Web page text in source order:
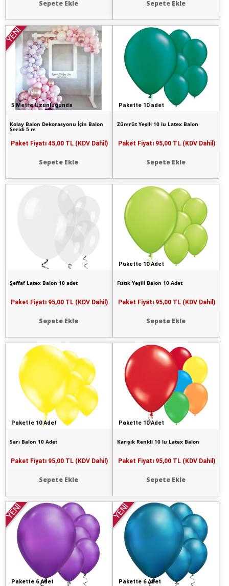
Sepete Ekle Sepete Ekle
5 Metre Uzunluğunda
YENİ
Kolay Balon Dekorasyonu İçin Balon
Şeridi 5 m
Paket Fiyatı 45,00 TL (KDV Dahil)
Sepete Ekle
Pakette 10 adet
Zümrüt Yeşili 10 lu Latex Balon
Paket Fiyatı 95,00 TL (KDV Dahil)
Sepete Ekle
Şeffaf Latex Balon 10 adet
Paket Fiyatı 95,00 TL (KDV Dahil)
Sepete Ekle
Pakette 10 Adet
Fıstık Yeşili Balon 10 Adet
Paket Fiyatı 95,00 TL (KDV Dahil)
Sepete Ekle
Pakette 10 Adet
Sarı Balon 10 Adet
Paket Fiyatı 95,00 TL (KDV Dahil)
Sepete Ekle
Pakette 10 Adet
Karışık Renkli 10 lu Latex Balon
Paket Fiyatı 95,00 TL (KDV Dahil)
Sepete Ekle
Pakette 6 Adet
YENİ
Pakette 6 Adet
YENİ